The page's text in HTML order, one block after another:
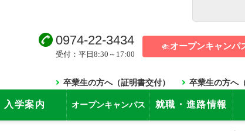
0974-22-3434
受付：平日8:30～17:00
オープンキャンパ
卒業生の方へ（証明書交付） 卒業生の方へ
入学案内 オープンキャンパス 就職・進路情報